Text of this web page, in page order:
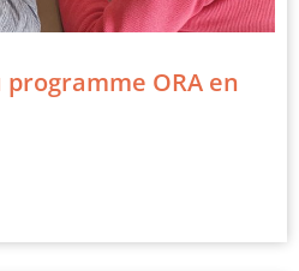
ORA en